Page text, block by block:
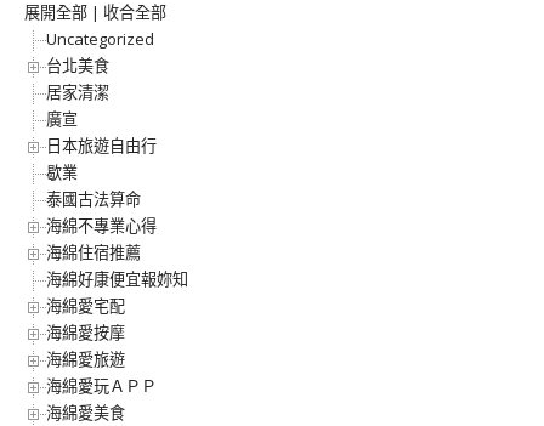
展開全部 | 收合全部
Uncategorized
台北美食
居家清潔
廣宣
日本旅遊自由行
歇業
泰國古法算命
海綿不專業心得
海綿住宿推薦
海綿好康便宜報妳知
海綿愛宅配
海綿愛按摩
海綿愛旅遊
海綿愛玩ＡＰＰ
海綿愛美食